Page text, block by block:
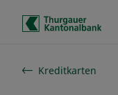
Schnelle Navigation
Kreditkarten